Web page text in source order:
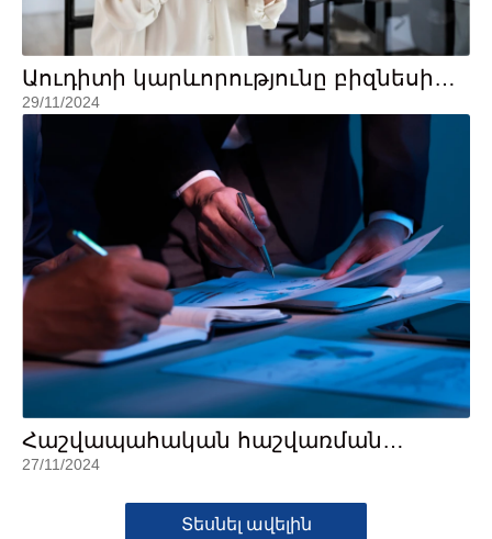
Աուդիտի կարևորությունը բիզնեսի
համար
29/11/2024
Հաշվապահական հաշվառման
կազմակերպումը ՀՀ առևտրային
27/11/2024
Տեսնել ավելին